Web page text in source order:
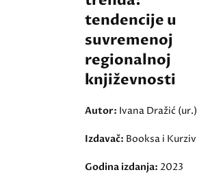
tendencije u
suvremenoj
regionalnoj
književnosti
Autor: Ivana Dražić (ur.)
Izdavač: Booksa i Kurziv
Godina izdanja: 2023